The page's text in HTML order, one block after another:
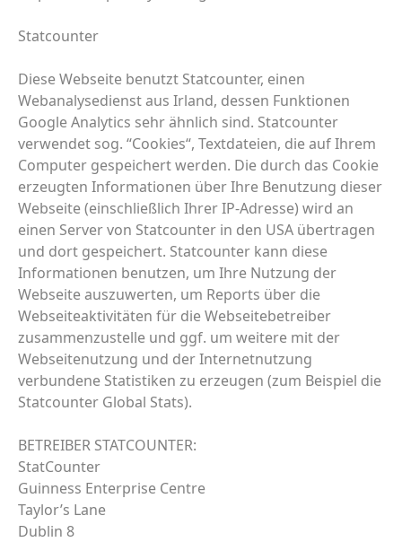
Statcounter
Diese Webseite benutzt Statcounter, einen
Webanalysedienst aus Irland, dessen Funktionen
Google Analytics sehr ähnlich sind. Statcounter
verwendet sog. “Cookies“, Textdateien, die auf Ihrem
Computer gespeichert werden. Die durch das Cookie
erzeugten Informationen über Ihre Benutzung dieser
Webseite (einschließlich Ihrer IP-Adresse) wird an
einen Server von Statcounter in den USA übertragen
und dort gespeichert. Statcounter kann diese
Informationen benutzen, um Ihre Nutzung der
Webseite auszuwerten, um Reports über die
Webseiteaktivitäten für die Webseitebetreiber
zusammenzustelle und ggf. um weitere mit der
Webseitenutzung und der Internetnutzung
verbundene Statistiken zu erzeugen (zum Beispiel die
Statcounter Global Stats).
BETREIBER STATCOUNTER:
StatCounter
Guinness Enterprise Centre
Taylor’s Lane
Dublin 8